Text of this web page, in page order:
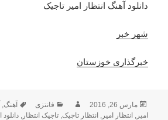
دانلود آهنگ انتظار امیر تاجیک
شهر خبر
خبرگذاری خوزستان
ارسال
شده
مارس 26, 2016 نویسندهدسته‌ها
فانتزی آهنگ,
امیر,انتظار امیر,انتظار تاجیک,تاجیک انتظار,دانلود